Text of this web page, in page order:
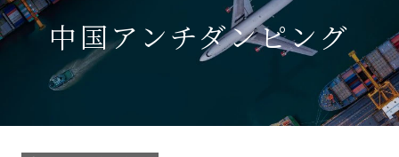
中国アンチダンピング